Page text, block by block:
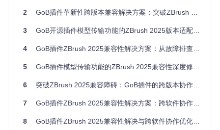
对个人创作者而言，这意味着工作流程被迫中断，可能导致项
目延期；对工作室而言，整个团队的协作效率将大打折扣。特
别是依赖GoB插件进行高频次模型迭代的项目，这种兼容性问
题可能造成严重的生产力损失。
通过对比ZBrush 2024和2025版本生成的GoZ文件，我发现新
版本在三个关键方面进行了调整：
颜色数据编码方式：从RGB24格式改为RGBA32格式，增
加了Alpha通道信息
2 GoB插件革新性跨版本兼容解决方案：突破ZBrush 2025数字资产传输壁垒
3 GoB开源插件模型传输功能的ZBrush 2025版本适配方案
4 GoB插件ZBrush 2025兼容性解决方案：从故障排查到彻底修复
5 GoB插件模型传输功能的ZBrush 2025兼容性深度修复指南
6 突破ZBrush 2025兼容障碍：GoB插件的跨版本协作创新方案
7 GoB插件ZBrush 2025兼容性解决方案：跨软件协作障碍的创新突破
8 GoB插件ZBrush 2025兼容性解决与跨软件协作优化方案